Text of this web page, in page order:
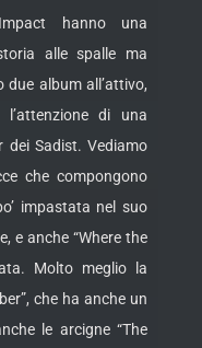
hanno una
alle spalle ma
due album all’attivo,
di una
dei Sadist. Vediamo
che compongono
impastata nel suo
e anche “Where the
Molto meglio la
che ha anche un
le arcigne “The